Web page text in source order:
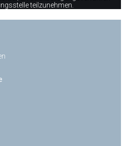
teilzunehmen.